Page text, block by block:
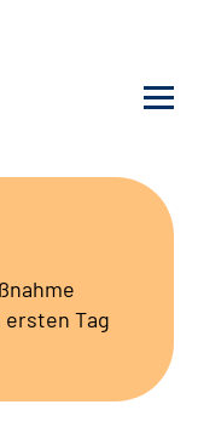
ersten Tag